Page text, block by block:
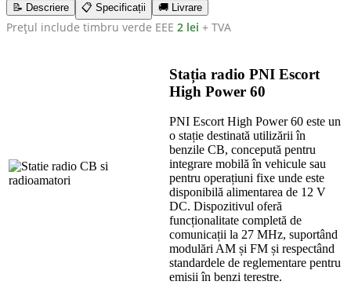
📝 Descriere 📋 Specificații 🚚 Livrare
Prețul include timbru verde EEE 2 lei + TVA
Stația radio PNI Escort
High Power 60
PNI Escort High Power 60 este un
o stație destinată utilizării în
benzile CB, concepută pentru
integrare mobilă în vehicule sau
pentru operațiuni fixe unde este
disponibilă alimentarea de 12 V
DC. Dispozitivul oferă
funcționalitate completă de
comunicații la 27 MHz, suportând
modulări AM și FM și respectând
standardele de reglementare pentru
emisii în benzi terestre.